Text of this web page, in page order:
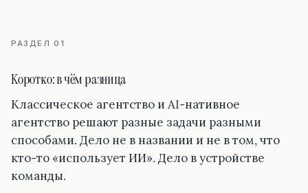
РАЗДЕЛ 01
Коротко: в чём разница
Классическое агентство и AI-нативное
агентство решают разные задачи разными
способами. Дело не в названии и не в том, что
кто-то «использует ИИ». Дело в устройстве
команды.